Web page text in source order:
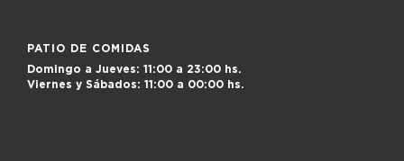
PATIO DE COMIDAS
Domingo a Jueves: 11:00 a 23:00 hs.
Viernes y Sábados: 11:00 a 00:00 hs.